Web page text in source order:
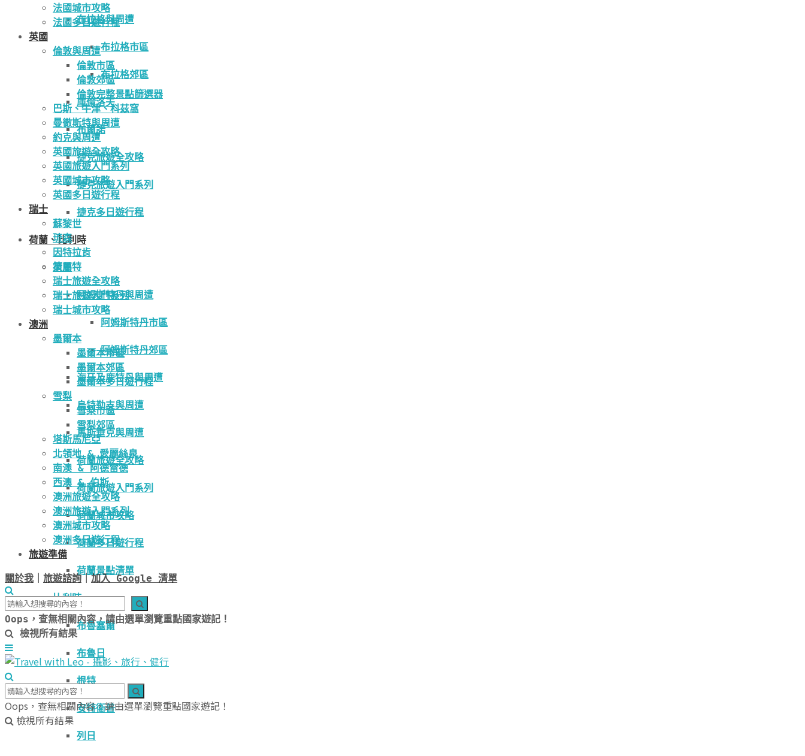
布拉格與周遭
布拉格市區
布拉格郊區
庫倫洛夫
布爾諾
捷克旅遊全攻略
捷克旅遊入門系列
捷克多日遊行程
荷蘭、比利時
荷蘭
阿姆斯特丹與周遭
阿姆斯特丹市區
阿姆斯特丹郊區
海牙及鹿特丹與周遭
烏特勒支與周遭
馬斯垂克與周遭
荷蘭旅遊全攻略
荷蘭旅遊入門系列
荷蘭城市攻略
荷蘭多日遊行程
荷蘭景點清單
比利時
布魯塞爾
布魯日
根特
安特衛普
列日
法國城市攻略
法國多日遊行程
英國
倫敦與周遭
倫敦市區
倫敦郊區
倫敦完整景點篩選器
巴斯、牛津、科茲窩
曼徹斯特與周遭
約克與周遭
英國旅遊全攻略
英國旅遊入門系列
英國城市攻略
英國多日遊行程
瑞士
蘇黎世
琉森
因特拉肯
策馬特
瑞士旅遊全攻略
瑞士旅遊入門系列
瑞士城市攻略
澳洲
墨爾本
墨爾本市區
墨爾本郊區
墨爾本多日遊行程
雪梨
雪梨市區
雪梨郊區
塔斯馬尼亞
北領地 & 愛麗絲泉
南澳 & 阿德雷德
西澳 & 伯斯
澳洲旅遊全攻略
澳洲旅遊入門系列
澳洲城市攻略
澳洲多日遊行程
旅遊準備
關於我 旅遊諮詢｜加入 Google 清單
Oops，查無相關內容，請由選單瀏覽重點國家遊記！
檢視所有結果
Oops，查無相關內容，請由選單瀏覽重點國家遊記！
檢視所有結果